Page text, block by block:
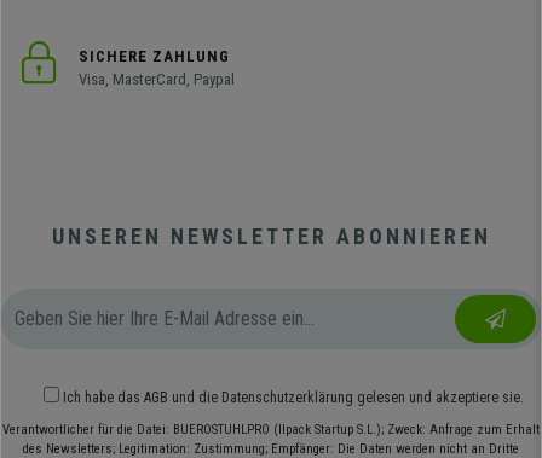
SICHERE ZAHLUNG
Visa, MasterCard, Paypal
UNSEREN NEWSLETTER ABONNIEREN
Ich habe das AGB und die Datenschutzerklärung gelesen und akzeptiere sie.
Verantwortlicher für die Datei: BUEROSTUHLPRO (Ilpack Startup S.L.); Zweck: Anfrage zum Erhalt
des Newsletters; Legitimation: Zustimmung; Empfänger: Die Daten werden nicht an Dritte